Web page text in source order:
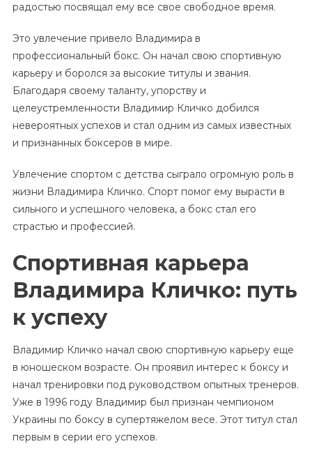
радостью посвящал ему все свое свободное время.
Это увлечение привело Владимира в
профессиональный бокс. Он начал свою спортивную
карьеру и боролся за высокие титулы и звания.
Благодаря своему таланту, упорству и
целеустремленности Владимир Кличко добился
невероятных успехов и стал одним из самых известных
и признанных боксеров в мире.
Увлечение спортом с детства сыграло огромную роль в
жизни Владимира Кличко. Спорт помог ему вырасти в
сильного и успешного человека, а бокс стал его
страстью и профессией.
Спортивная карьера
Владимира Кличко: путь
к успеху
Владимир Кличко начал свою спортивную карьеру еще
в юношеском возрасте. Он проявил интерес к боксу и
начал тренировки под руководством опытных тренеров.
Уже в 1996 году Владимир был признан чемпионом
Украины по боксу в супертяжелом весе. Этот титул стал
первым в серии его успехов.